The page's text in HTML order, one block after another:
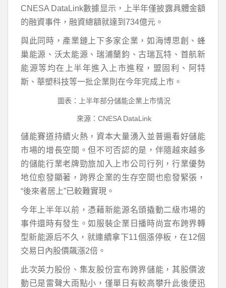
CNESA DataLink數據显示，上半年僅披露具體金額
的融資事件，融資總額就達到734億元。
與此同時，產業鏈上下多家企業，如海博思創、蜂
巢能源、沃太能源、瑞浦蘭鈞、古瑞瓦特、首航新
能源等均在上半年進入上市進程，盟固利、阿特
斯、華塑科技等一批企業則在今年完成上市。
圖表：上半年部分儲能企業上市情況
來源：CNESA DataLink
儲能賽道持續火熱，資本大量湧入並普遍看好儲能
市場的增長空間。但不可否認的是，伴隨越來越多
的儲能行業老牌勁旅加入上市公司行列，行業優勢
地位愈發顯著，跨界企業的生存空間也愈發緊張，
“後來者居上”已較難實現。
今年上半年以前，憑藉新能源名頭撬動二級市場的
事件還時有發生。如服裝企業日播時尚宣布跨界轉
型新能源后不久，就連續拿下11個漲停板，在12個
交易日內股價飆漲2倍。
此次英力股份、集友股份宣布跨界儲能，其股價波
動已是雷聲大雨點小，僅單日有較高攀升此後便迅